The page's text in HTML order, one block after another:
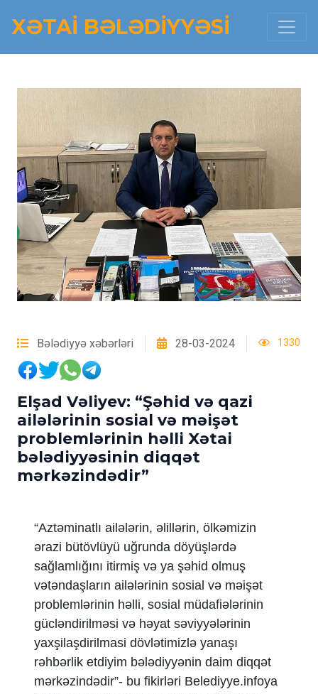
XƏTAI BƏLƏDIYYƏSI
Bələdiyyə xəbərləri 28-03-2024 1330
Elşad Vəliyev: “Şəhid və qazi
ailələrinin sosial və məişət
problemlərinin həlli Xətai
bələdiyyəsinin diqqət
mərkəzindədir”
“Aztəminatlı ailələrin, əlillərin, ölkəmizin
ərazi bütövlüyü uğrunda döyüşlərdə
sağlamlığını itirmiş və ya şəhid olmuş
vətəndaşların ailələrinin sosial və məişət
problemlərinin həlli, sosial müdafiələrinin
gücləndirilməsi və həyat səviyyələrinin
yaxşilaşdirilmasi dövlətimizlə yanaşı
rəhbərlik etdiyim bələdiyyənin daim diqqət
mərkəzindədir”- bu fikirləri Belediyye.infoya